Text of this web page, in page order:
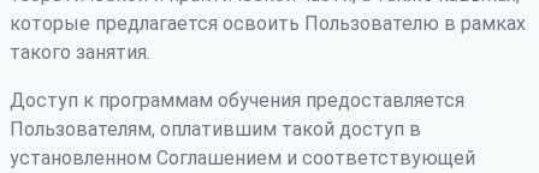
которые предлагается освоить Пользователю в рамках
такого занятия.
Доступ к программам обучения предоставляется
Пользователям, оплатившим такой доступ в
установленном Соглашением и соответствующей